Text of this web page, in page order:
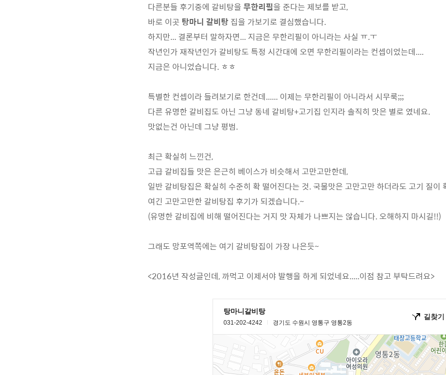
다른분들 후기중에 갈비탕을 무한리필을 준다는 제보를 받고,
바로 이곳 탕마니 갈비탕 집을 가보기로 결심했습니다.
하지만... 결론부터 말하자면... 지금은 무한리필이 아니라는 사실 ㅠ.ㅜ
작년인가 재작년인가 갈비탕도 특정 시간대에 오면 무한리필이라는 컨셉이었는데....
지금은 아니었습니다. ㅎㅎ
특별한 컨셉이라 들려보기로 한건데...... 이제는 무한리필이 아니라서 시무룩;;;
다른 유명한 갈비집도 아닌 그냥 동네 갈비탕+고기집 인지라 솔직히 맛은 별로 였네요.
맛없는건 아닌데 그냥 평범.
최근 확실히 느낀건,
고급 갈비집들 맛은 은근히 베이스가 비슷해서 고만고만한데,
일반 갈비탕집은 확실히 수준히 확 떨어진다는 것. 국물맛은 고만고만 하더라도 고기 질이
여긴 고만고만한 갈비탕집 후기가 되겠습니다.~
(유명한 갈비집에 비해 떨어진다는 거지 맛 자체가 나쁘지는 않습니다. 오해하지 마시길!!)
그래도 망포역쪽에는 여기 갈비탕집이 가장 나은듯~
<2016년 작성글인데, 까먹고 이제서야 발행을 하게 되었네요.....이점 참고 부탁드려요>